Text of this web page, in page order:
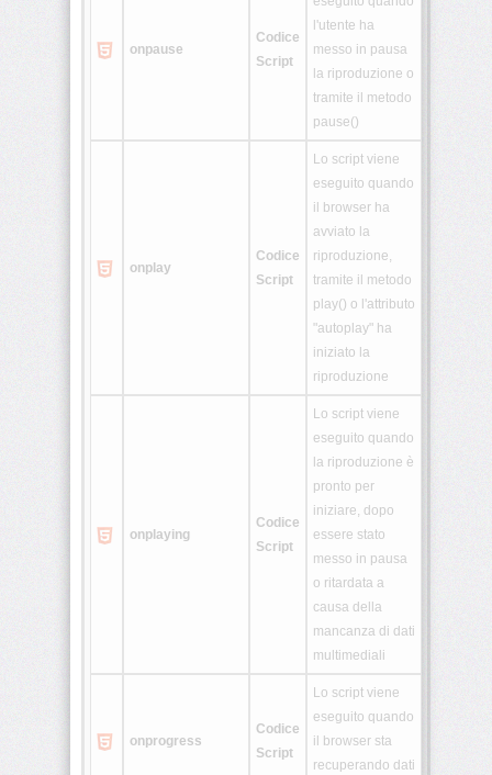
onpause
Codice
Script
l'utente ha
messo in pausa
la riproduzione o
tramite il metodo
pause()
onplay
Codice
Script
Lo script viene
eseguito quando
il browser ha
avviato la
riproduzione,
tramite il metodo
play() o l'attributo
"autoplay" ha
iniziato la
riproduzione
onplaying
Codice
Script
Lo script viene
eseguito quando
la riproduzione è
pronto per
iniziare, dopo
essere stato
messo in pausa
o ritardata a
causa della
mancanza di dati
multimediali
onprogress
Codice
Script
Lo script viene
eseguito quando
il browser sta
recuperando dati